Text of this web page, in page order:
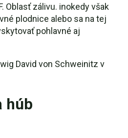
Oblasť zálivu. inokedy však
plodnice alebo sa na tej
pohlavné aj
David von Schweinitz v
húb